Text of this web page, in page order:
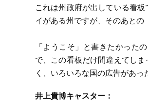
これは州政府が出している看
イがある州ですが、そのあと
「ようこそ」と書きたかった
で、この看板だけ間違えてし
く、いろいろな国の広告があっ
井上貴博キャスター：